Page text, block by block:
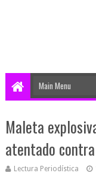
Maleta
atentado
Lectura Periodística